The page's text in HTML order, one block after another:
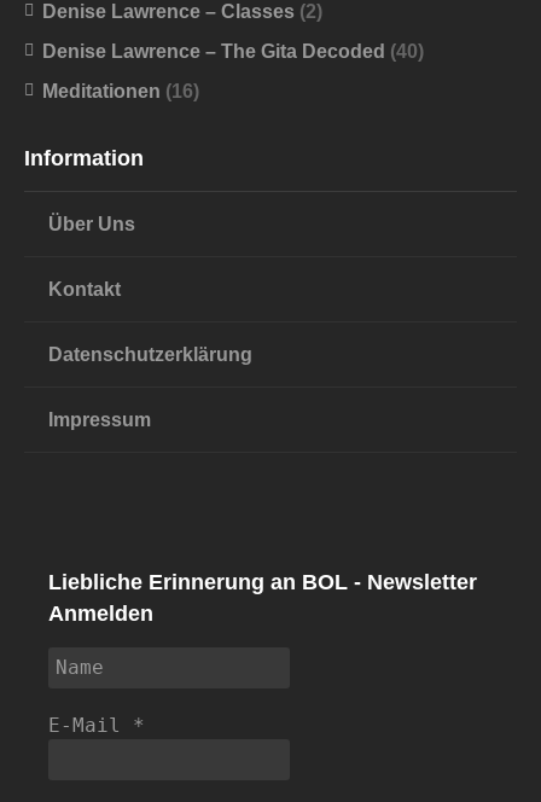
Denise Lawrence – Classes (2)
Denise Lawrence – The Gita Decoded (40)
Meditationen (16)
Information
Über Uns
Kontakt
Datenschutzerklärung
Impressum
Liebliche Erinnerung an BOL - Newsletter
Anmelden
E-Mail *